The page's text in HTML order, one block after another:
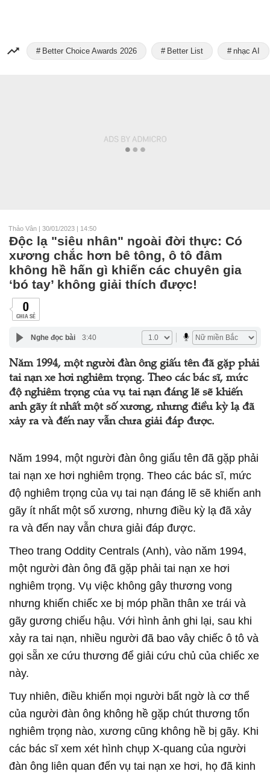
Better Choice Awards 2026 Better List nhạc AI
Thảo Vân | 30/01/2023 | 14:50
Độc lạ "siêu nhân" ngoài đời thực: Có
xương chắc hơn bê tông, ô tô đâm
không hề hấn gì khiến các chuyên gia
‘bó tay’ không giải thích được!
0
CHIA SẺ
Nghe đọc bài 3:40
Năm 1994, một người đàn ông giấu tên đã gặp phải
tai nạn xe hơi nghiêm trọng. Theo các bác sĩ, mức
độ nghiêm trọng của vụ tai nạn đáng lẽ sẽ khiến
anh gãy ít nhất một số xương, nhưng điều kỳ lạ đã
xảy ra và đến nay vẫn chưa giải đáp được.
Năm 1994, một người đàn ông giấu tên đã gặp phải
tai nạn xe hơi nghiêm trọng. Theo các bác sĩ, mức
độ nghiêm trọng của vụ tai nạn đáng lẽ sẽ khiến anh
gãy ít nhất một số xương, nhưng điều kỳ lạ đã xảy
ra và đến nay vẫn chưa giải đáp được.
Theo trang Oddity Centrals (Anh), vào năm 1994,
một người đàn ông đã gặp phải tai nạn xe hơi
nghiêm trọng. Vụ việc không gây thương vong
nhưng khiến chiếc xe bị móp phần thân xe trái và
gãy gương chiếu hậu. Với hình ảnh ghi lại, sau khi
xảy ra tai nạn, nhiều người đã bao vây chiếc ô tô và
gọi sẵn xe cứu thương để giải cứu chủ của chiếc xe
này.
Tuy nhiên, điều khiến mọi người bất ngờ là cơ thể
của người đàn ông không hề gặp chút thương tổn
nghiêm trọng nào, xương cũng không hề bị gãy. Khi
các bác sĩ xem xét hình chụp X-quang của người
đàn ông liên quan đến vụ tai nạn xe hơi, họ đã kinh